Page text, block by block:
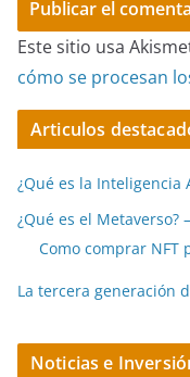
Este sitio usa
cómo se procesan
Articulos
¿Qué es la Inteligencia
¿Qué es el
Como comprar NFT
La tercera generación
Noticias e